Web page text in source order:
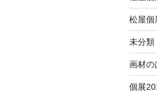
松屋個
未分類
画材の
個展